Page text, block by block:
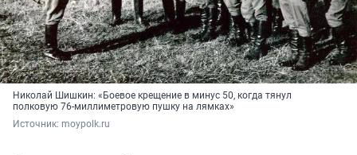
Николай Шишкин: «Боевое крещение в минус 50, когда тянул
полковую 76-миллиметровую пушку на лямках»
Источник: moypolk.ru